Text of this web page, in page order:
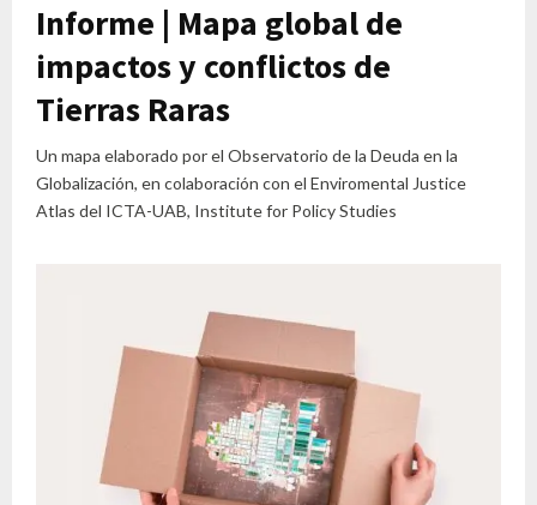
Informe | Mapa global de
impactos y conflictos de
Tierras Raras
Un mapa elaborado por el Observatorio de la Deuda en la
Globalización, en colaboración con el Enviromental Justice
Atlas del ICTA-UAB, Institute for Policy Studies